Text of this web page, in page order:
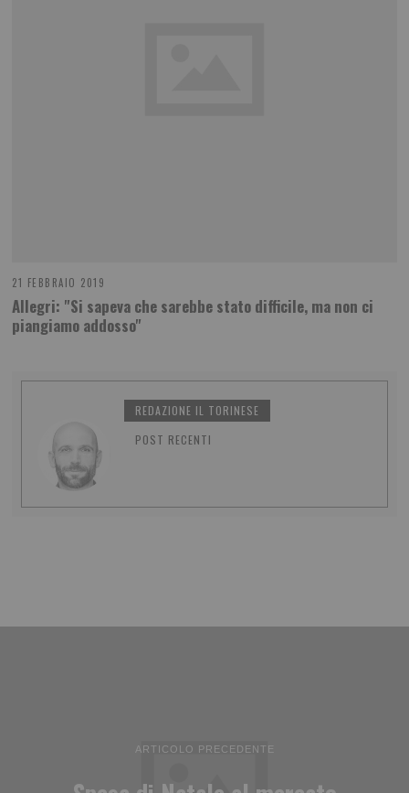
21 FEBBRAIO 2019
Allegri: "Si sapeva che sarebbe stato difficile, ma non ci
piangiamo addosso"
REDAZIONE IL TORINESE
POST RECENTI
ARTICOLO PRECEDENTE